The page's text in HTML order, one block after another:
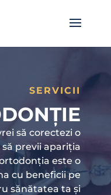
SERVICII
să corectezi o
previi apariția
este o
cu beneficii pe
sănătatea ta și